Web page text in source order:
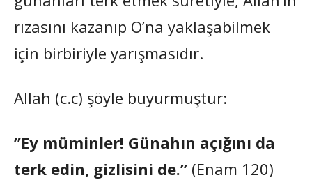
rızasını kazanıp O’na yaklaşabilmek
için birbiriyle yarışmasıdır.
Allah (c.c) şöyle buyurmuştur:
”Ey müminler! Günahın açığını da
terk edin, gizlisini de.” (Enam 120)